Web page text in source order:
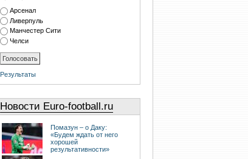
Арсенал
Ливерпуль
Манчестер Сити
Челси
Результаты
Новости Euro-football.ru
Помазун – о Даку:
«Будем ждать от него
хорошей
результативности»